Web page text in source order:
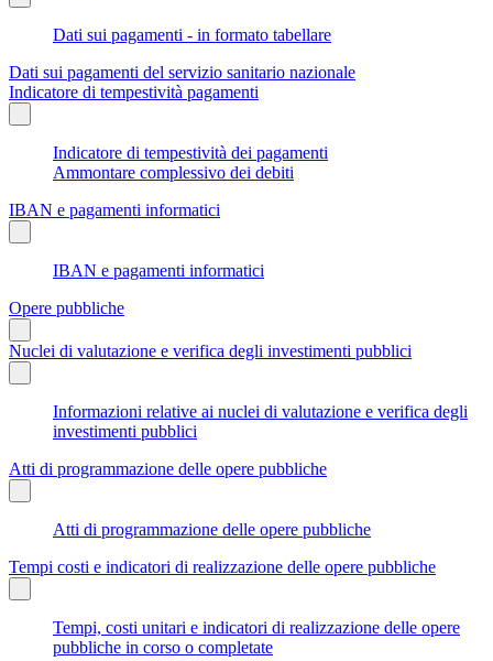
Dati sui pagamenti - in formato tabellare
Dati sui pagamenti del servizio sanitario nazionale
Indicatore di tempestività pagamenti
Indicatore di tempestività dei pagamenti
Ammontare complessivo dei debiti
IBAN e pagamenti informatici
IBAN e pagamenti informatici
Opere pubbliche
Nuclei di valutazione e verifica degli investimenti pubblici
Informazioni relative ai nuclei di valutazione e verifica degli
investimenti pubblici
Atti di programmazione delle opere pubbliche
Atti di programmazione delle opere pubbliche
Tempi costi e indicatori di realizzazione delle opere pubbliche
Tempi, costi unitari e indicatori di realizzazione delle opere
pubbliche in corso o completate